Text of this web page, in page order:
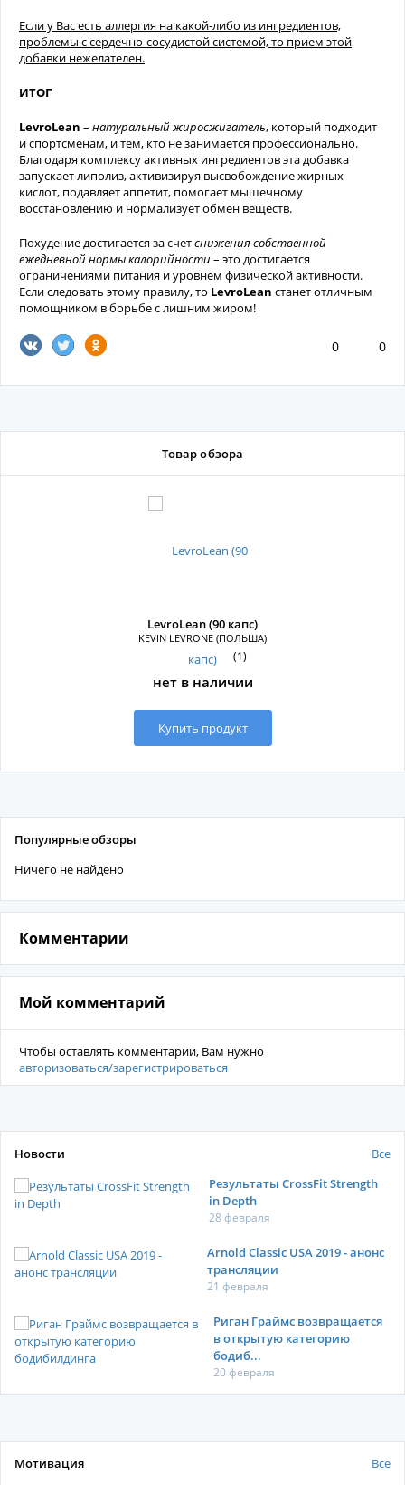
Если у Вас есть аллергия на какой-либо из ингредиентов,
проблемы с сердечно-сосудистой системой, то прием этой
добавки нежелателен.
ИТОГ
LevroLean – натуральный жиросжигатель, который подходит
и спортсменам, и тем, кто не занимается профессионально.
Благодаря комплексу активных ингредиентов эта добавка
запускает липолиз, активизируя высвобождение жирных
кислот, подавляет аппетит, помогает мышечному
восстановлению и нормализует обмен веществ.
Похудение достигается за счетснижения собственной
ежедневной нормы калорийности – это достигается
ограничениями питания и уровнем физической активности.
Если следовать этому правилу, то LevroLean станет отличным
помощником в борьбе с лишним жиром!
0 0
Товар обзора
LevroLean (90 капс)
KEVIN LEVRONE (ПОЛЬША)
(1)
нет в наличии
Купить продукт
Популярные обзоры
Ничего не найдено
Комментарии
Мой комментарий
Чтобы оставлять комментарии, Вам нужно
авторизоваться/зарегистрироваться
Новости
Все
Результаты CrossFit Strength
in Depth
28 февраля
Arnold Classic USA 2019 - анонс
трансляции
21 февраля
Риган Граймс возвращается
в открытую категорию
бодиб...
20 февраля
Мотивация Все